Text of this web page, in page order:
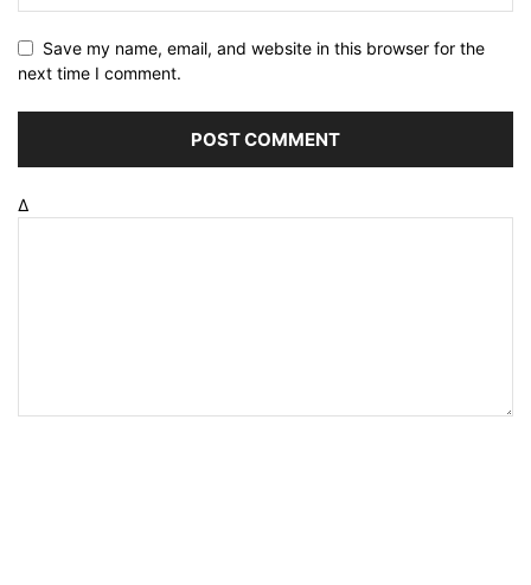
Save my name, email, and website in this browser for the
next time I comment.
Δ